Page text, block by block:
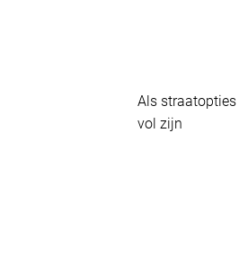
Als straatopties
vol zijn